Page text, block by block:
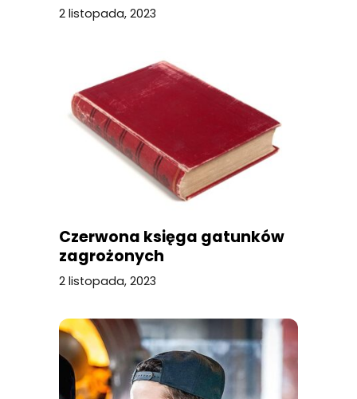
2 listopada, 2023
Czerwona księga gatunków
zagrożonych
2 listopada, 2023